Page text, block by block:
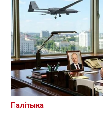
Палітыка